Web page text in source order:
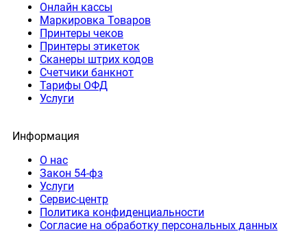
Онлайн кассы
Маркировка Товаров
Принтеры чеков
Принтеры этикеток
Сканеры штрих кодов
Счетчики банкнот
Тарифы ОФД
Услуги
Информация
О нас
Закон 54-фз
Услуги
Сервис-центр
Политика конфиденциальности
Согласие на обработку персональных данных